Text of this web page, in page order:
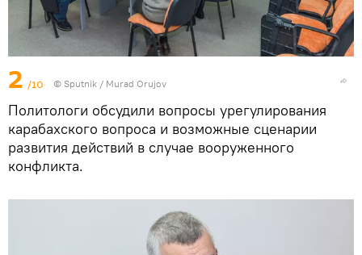
2 /10 © Sputnik / Murad Orujov
Политологи обсудили вопросы урегулирования
карабахского вопроса и возможные сценарии
развития действий в случае вооруженного
конфликта.